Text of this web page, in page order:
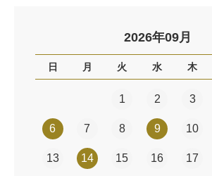
2026年09月
日 月 火 水 木
1 2 3
6 7 8 9 10
13 14 15 16 17